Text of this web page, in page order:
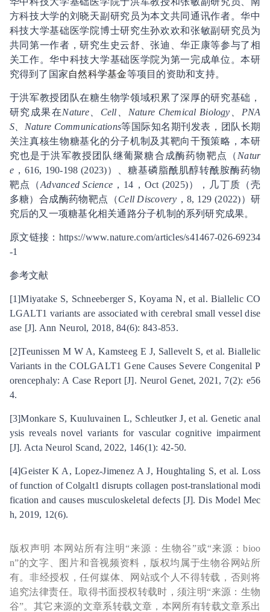
方科技大学的刘晓天副研究员为本文共同通讯作者。华中
科技大学基础医学院博士研究生孙欢欢和张敏副研究员为
共同第一作者，研究生史云舒、张迪、华正康等参与了相
关工作。华中科技大学基础医学院为第一完成单位。本研
究得到了国家自然科学基金等项目的资助和支持。
于洪军教授团队在糖生物学领域积累了深厚的研究基础，
研究成果在Nature、Cell、Nature Chemical Biology、PNA
S、Nature Communications等国际知名期刊发表，团队长期
关注真核生物糖基化的分子机制及其靶向干预策略，本研
究也是于洪军教授团队继葡聚糖合成酶药物靶点（ Natur
e，616, 190-198 (2023)）、糖基磷脂酰肌醇转酰胺酶药物
靶点（Advanced Science ，14，Oct (2025)），几丁质（壳
多糖）合成酶药物靶点（Cell Discovery ，8, 129 (2022)）研
究后的又一项糖基化相关通路分子机制的系列研究成果。
原文链接：https://www.nature.com/articles/s41467-026-69234
-1
参考文献
[1]Miyatake S, Schneeberger S, Koyama N, et al. Biallelic CO
LGALT1 variants are associated with cerebral small vessel dise
ase [J]. Ann Neurol, 2018, 84(6): 843-853.
[2]Teunissen M W A, Kamsteeg E J, Sallevelt S, et al. Biallelic
Variants in the COLGALT1 Gene Causes Severe Congenital P
orencephaly: A Case Report [J]. Neurol Genet, 2021, 7(2): e56
4.
[3]Monkare S, Kuuluvainen L, Schleutker J, et al. Genetic anal
ysis reveals novel variants for vascular cognitive impairment
[J]. Acta Neurol Scand, 2022, 146(1): 42-50.
[4]Geister K A, Lopez-Jimenez A J, Houghtaling S, et al. Loss
of function of Colgalt1 disrupts collagen post-translational modi
fication and causes musculoskeletal defects [J]. Dis Model Mec
h, 2019, 12(6).
版权声明 本网站所有注明“来源：生物谷”或“来源：bioo
n”的文字、图片和音视频资料，版权均属于生物谷网站所
有。非经授权，任何媒体、网站或个人不得转载，否则将
追究法律责任。取得书面授权转载时，须注明“来源：生物
谷”。其它来源的文章系转载文章，本网所有转载文章系出